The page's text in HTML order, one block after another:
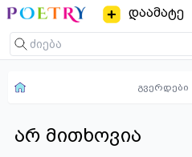
დაამატე
გვერდები
არ მითხოვია